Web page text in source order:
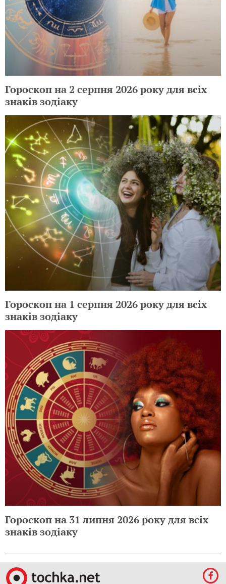
Гороскоп на 2 серпня 2026 року для всіх
знаків зодіаку
Гороскоп на 1 серпня 2026 року для всіх
знаків зодіаку
Гороскоп на 31 липня 2026 року для всіх
знаків зодіаку